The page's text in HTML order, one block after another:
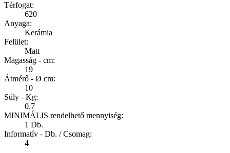
Térfogat:
620
Anyaga:
Kerámia
Felület:
Matt
Magasság - cm:
19
Átmérő - Ø cm:
10
Súly - Kg:
0.7
MINIMÁLIS rendelhető mennyiség:
1 Db.
Informatív - Db. / Csomag:
4